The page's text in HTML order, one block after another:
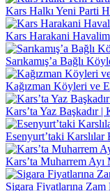
Kars Halkı Yeni Parti
Kars Harakani
Sarıkamış’a Bağlı
Kağızman Köyleri ve
Kars’ta Yaz Başkadır |
Esenyurt’taki
Kars’ta Muharrem Ayı
Sigara Fiyatlarına